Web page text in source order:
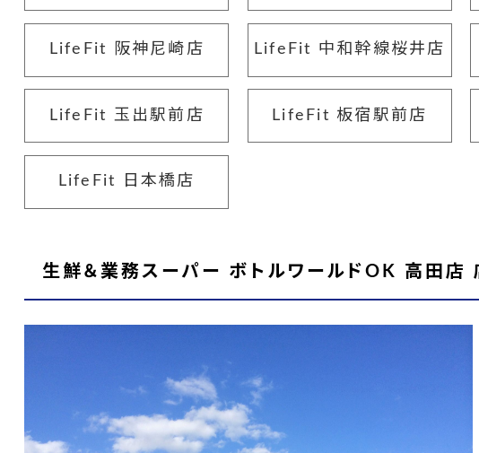
LifeFit 阪神尼崎店 LifeFit 中和幹線桜井店
LifeFit 玉出駅前店 LifeFit 板宿駅前店
LifeFit 日本橋店
生鮮＆業務スーパー ボトルワールドOK 高田店